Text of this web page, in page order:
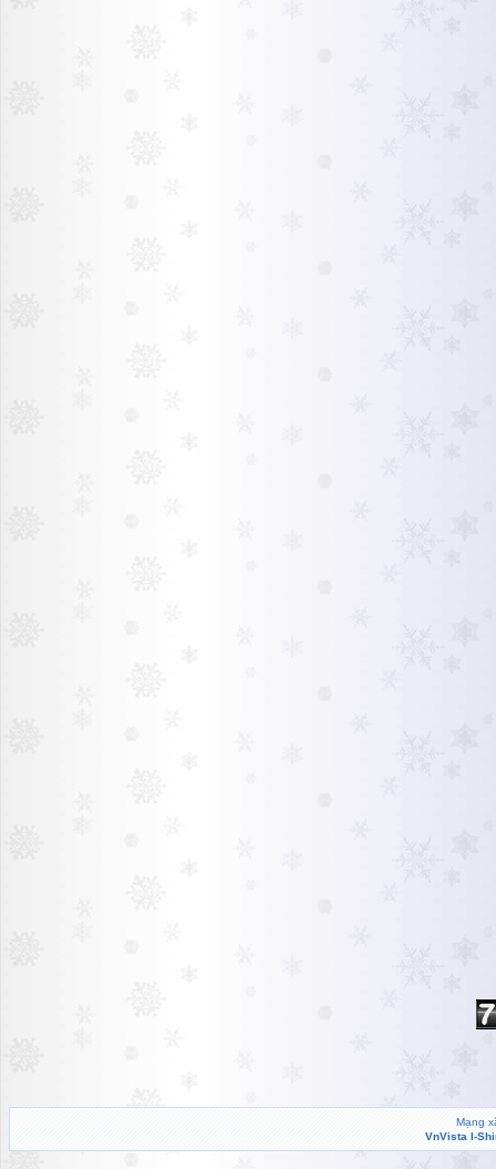
Mạng
VnVista I-